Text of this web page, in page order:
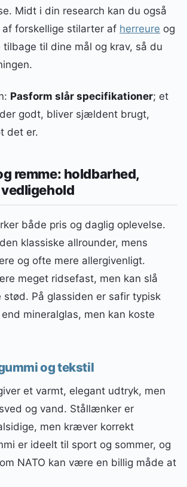
Midt i din research kan du også
forskellige stilarter af herreure og
til dine mål og krav, så du
Pasform slår specifikationer; et
godt, bliver sjældent brugt,
det er.
remme: holdbarhed,
både pris og daglig oplevelse.
klassiske allrounder, mens
og ofte mere allergivenligt.
meget ridsefast, men kan slå
stød. På glassiden er safir typisk
mineralglas, men kan koste
og tekstil
et varmt, elegant udtryk, men
og vand. Stållænker er
men kræver korrekt
er ideelt til sport og sommer, og
NATO kan være en billig måde at